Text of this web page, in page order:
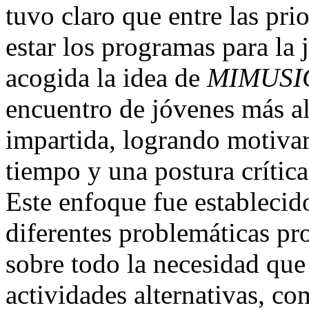
tuvo claro que entre las
estar los programas para la
acogida la idea de
encuentro de jóvenes más
impartida, logrando
tiempo y una postura
Este enfoque fue
diferentes problemáticas
sobre todo la necesidad
actividades alternativas,